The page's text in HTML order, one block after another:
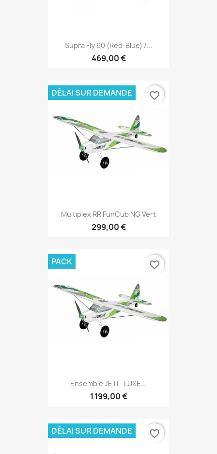
Supra Fly 60 (red-Blue) /...
469,00 €
Multiplex RR FunCub NG Vert
299,00 €
DÉLAI SUR DEMANDE favorite_border
Ensemble JETI - LUXE...
1 199,00 €
PACK favorite_border
DÉLAI SUR DEMANDE favorite_border